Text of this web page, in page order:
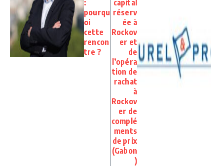
:
pourqu
oi
cette
rencon
tre ?
capital
réserv
ée à
Rockov
er et
de
l’opéra
tion de
rachat
à
Rockov
er de
complé
ments
de prix
(Gabon
)